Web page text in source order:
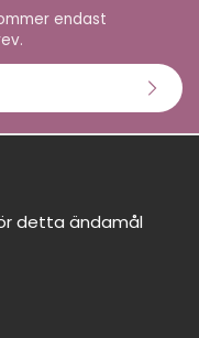
endast
detta ändamål